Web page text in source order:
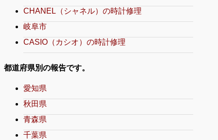
CHANEL（シャネル）の時計修理
岐阜市
CASIO（カシオ）の時計修理
都道府県別の報告です。
愛知県
秋田県
青森県
千葉県